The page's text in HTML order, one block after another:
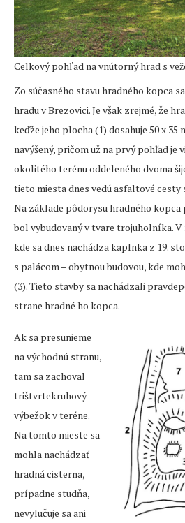
Celkový pohľad na vnútorný hrad s
Zo súčasného stavu hradného kopca
hradu v Brezovici. Je však zrejmé, že
keďže jeho plocha (1) dosahuje 50 x 35
navýšený, pričom už na prvý pohľad je
okolitého terénu oddeleného dvoma
tieto miesta dnes vedú asfaltové cesty
Na základe pôdorysu hradného
bol vybudovaný v tvare trojuholníka. V
kde sa dnes nachádza kaplnka z 19.
s palácom – obytnou budovou, kde
(3). Tieto stavby sa nachádzali
strane hradné ho kopca.
Ak sa presunieme
na východnú stranu,
tam sa zachoval
trištvrtekruhový
výbežok v teréne.
Na tomto mieste sa
mohla nachádzať
hradná cisterna,
prípadne studňa,
nevylučuje sa ani